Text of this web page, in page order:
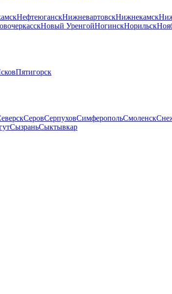
НефтеюганскНижневартовскНижнекамск
Новый УренгойНогинскНорильск
Пятигорск
СеровСерпуховСимферопольСмоленск
СызраньСыктывкар